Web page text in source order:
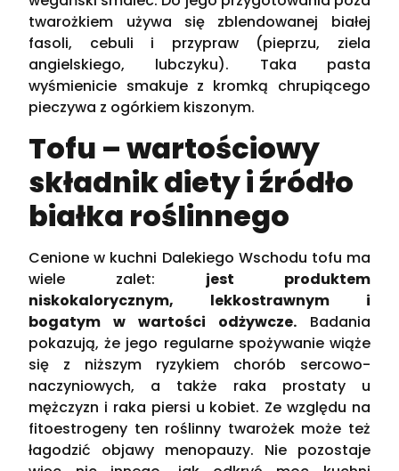
twarożkiem używa się zblendowanej białej
fasoli, cebuli i przypraw (pieprzu, ziela
angielskiego, lubczyku). Taka pasta
wyśmienicie smakuje z kromką chrupiącego
pieczywa z ogórkiem kiszonym.
Tofu – wartościowy
składnik diety i źródło
białka roślinnego
Cenione w kuchni Dalekiego Wschodu tofu ma
wiele zalet: jest produktem
niskokalorycznym, lekkostrawnym i
bogatym w wartości odżywcze.Badania
pokazują, że jego regularne spożywanie wiąże
się z niższym ryzykiem chorób sercowo-
naczyniowych, a także raka prostaty u
mężczyzn i raka piersi u kobiet. Ze względu na
fitoestrogeny ten roślinny twarożek może też
łagodzić objawy menopauzy. Nie pozostaje